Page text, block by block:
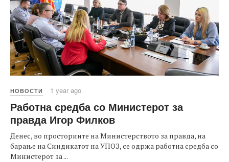
НОВОСТИ 1 year ago
Работна средба со Министерот за
правда Игор Филков
Денес, во просториите на Министерството за правда, на
барање на Синдикатот на УПОЗ, се одржа работна средба со
Министерот за ...